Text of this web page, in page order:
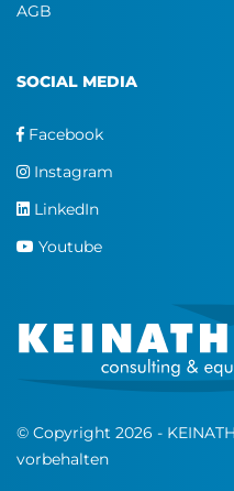
AGB
SOCIAL MEDIA
Facebook
Instagram
LinkedIn
Youtube
© Copyright 2026 -
vorbehalten